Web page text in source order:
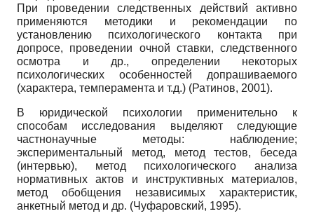
При проведении следственных действий активно
применяются методики и рекомендации по
установлению психологического контакта при
допросе, проведении очной ставки, следственного
осмотра и др., определении некоторых
психологических особенностей допрашиваемого
(характера, темперамента и т.д.) (Ратинов, 2001).
В юридической психологии применительно к
способам исследования выделяют следующие
частнонаучные методы: наблюдение;
экспериментальный метод, метод тестов, беседа
(интервью), метод психологического анализа
нормативных актов и инструктивных материалов,
метод обобщения независимых характеристик,
анкетный метод и др. (Чуфаровский, 1995).